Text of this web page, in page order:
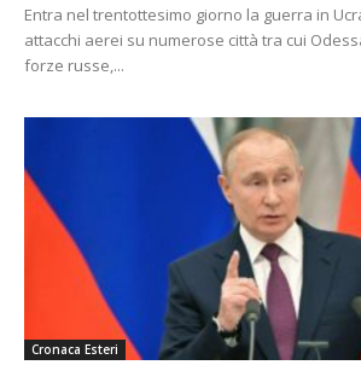
Entra nel trentottesimo giorno la guerra in
attacchi aerei su numerose città tra cui
forze russe,...
Cronaca Esteri